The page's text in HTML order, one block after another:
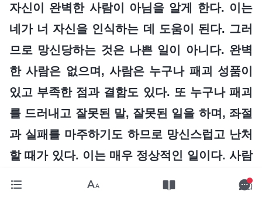
자신이 완벽한 사람이 아님을 알게 한다. 이는
네가 너 자신을 인식하는 데 도움이 된다. 그러
므로 망신당하는 것은 나쁜 일이 아니다. 완벽
한 사람은 없으며, 사람은 누구나 패괴 성품이
있고 부족한 점과 결함도 있다. 또 누구나 패괴
를 드러내고 잘못된 말, 잘못된 일을 하며, 좌절
과 실패를 마주하기도 하므로 망신스럽고 난처
할 때가 있다. 이는 매우 정상적인 일이다. 사람
이 망신당하는 것을 두려워하는 주된 이유는 허